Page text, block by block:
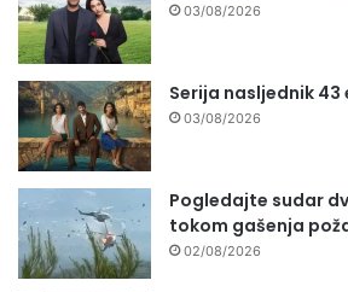
03/08/2026
Serija nasljednik 43
03/08/2026
Pogledajte sudar
tokom gašenja
02/08/2026